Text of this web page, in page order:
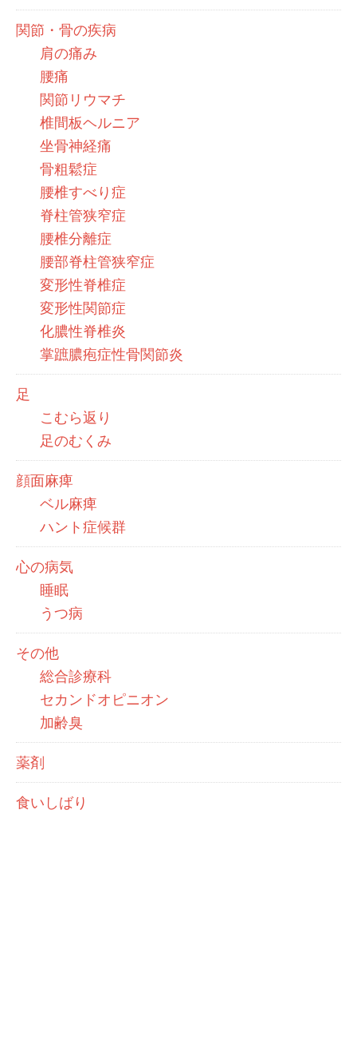
関節・骨の疾病
肩の痛み
腰痛
関節リウマチ
椎間板ヘルニア
坐骨神経痛
骨粗鬆症
腰椎すべり症
脊柱管狭窄症
腰椎分離症
腰部脊柱管狭窄症
変形性脊椎症
変形性関節症
化膿性脊椎炎
掌蹠膿疱症性骨関節炎
足
こむら返り
足のむくみ
顔面麻痺
ベル麻痺
ハント症候群
心の病気
睡眠
うつ病
その他
総合診療科
セカンドオピニオン
加齢臭
薬剤
食いしばり